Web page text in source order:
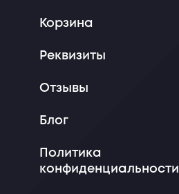
Корзина
Реквизиты
Отзывы
Блог
Политика
конфиденциальности